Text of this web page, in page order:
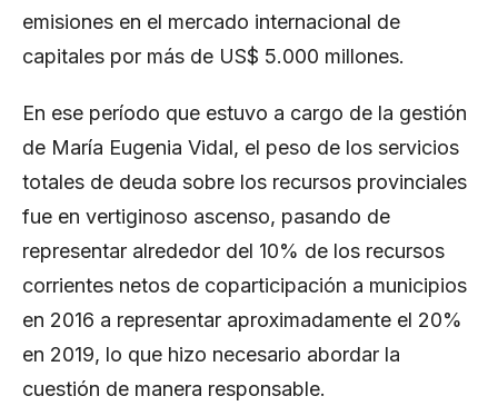
emisiones en el mercado internacional de
capitales por más de US$ 5.000 millones.
En ese período que estuvo a cargo de la gestión
de María Eugenia Vidal, el peso de los servicios
totales de deuda sobre los recursos provinciales
fue en vertiginoso ascenso, pasando de
representar alrededor del 10% de los recursos
corrientes netos de coparticipación a municipios
en 2016 a representar aproximadamente el 20%
en 2019, lo que hizo necesario abordar la
cuestión de manera responsable.